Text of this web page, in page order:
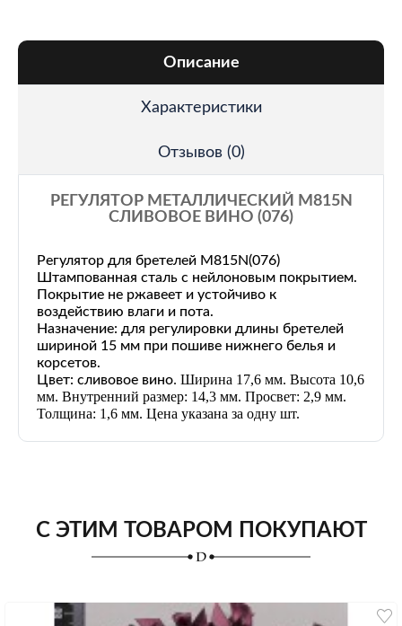
Описание
Характеристики
Отзывов (0)
РЕГУЛЯТОР МЕТАЛЛИЧЕСКИЙ M815N
СЛИВОВОЕ ВИНО (076)
Регулятор для бретелей M815N(076)
Штампованная сталь с нейлоновым покрытием.
Покрытие не ржавеет и устойчиво к
воздействию влаги и пота.
Назначение: для регулировки длины бретелей
шириной 15 мм при пошиве нижнего белья и
корсетов.
Цвет: сливовое вино. Ширина 17,6 мм. Высота 10,6
мм. Внутренний размер: 14,3 мм. Просвет: 2,9 мм.
Толщина: 1,6 мм. Цена указана за одну шт.
С ЭТИМ ТОВАРОМ ПОКУПАЮТ